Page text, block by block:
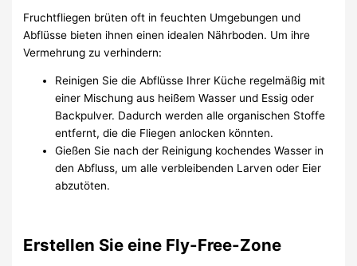
Fruchtfliegen brüten oft in feuchten Umgebungen und
Abflüsse bieten ihnen einen idealen Nährboden. Um ihre
Vermehrung zu verhindern:
Reinigen Sie die Abflüsse Ihrer Küche regelmäßig mit
einer Mischung aus heißem Wasser und Essig oder
Backpulver. Dadurch werden alle organischen Stoffe
entfernt, die die Fliegen anlocken könnten.
Gießen Sie nach der Reinigung kochendes Wasser in
den Abfluss, um alle verbleibenden Larven oder Eier
abzutöten.
Erstellen Sie eine Fly-Free-Zone